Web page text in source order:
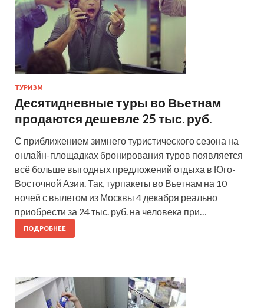
ТУРИЗМ
Десятидневные туры во Вьетнам
продаются дешевле 25 тыс. руб.
С приближением зимнего туристического сезона на
онлайн-площадках бронирования туров появляется
всё больше выгодных предложений отдыха в Юго-
Восточной Азии. Так, турпакеты во Вьетнам на 10
ночей с вылетом из Москвы 4 декабря реально
приобрести за 24 тыс. руб. на человека при…
ПОДРОБНЕЕ